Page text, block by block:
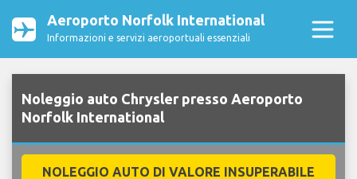
Aeroporto Norfolk International
Informazioni e servizi aeroportuali essenziali
Noleggio auto Chrysler presso Aeroporto
Norfolk International
NOLEGGIO AUTO DI VALORE INSUPERABILE